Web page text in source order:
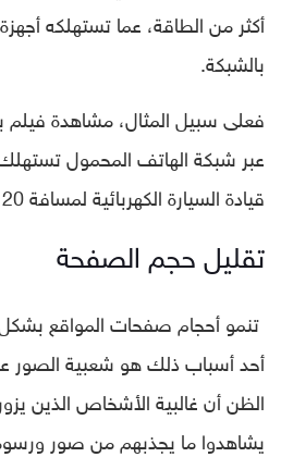
أكثر من الطاقة، عما تستهلكه
بالشبكة.
عبر شبكة الهاتف المحمول تستهلك
قيادة السيارة الكهربائية لمسافة 20 كيلومترًا.
تقليل حجم الصفحة
تنمو أحجام صفحات المواقع
أحد أسباب ذلك هو شعبية الصور
الظن أن غالبية الأشخاص الذين
يشاهدوا ما يجذبهم من صور